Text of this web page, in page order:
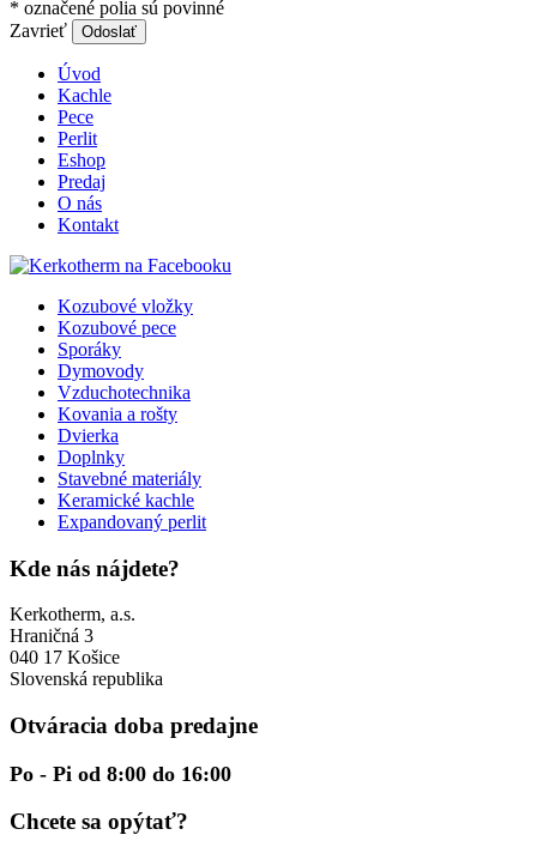
* označené polia sú povinné
Zavrieť
Odoslať
Úvod
Kachle
Pece
Perlit
Eshop
Predaj
O nás
Kontakt
Kozubové vložky
Kozubové pece
Sporáky
Dymovody
Vzduchotechnika
Kovania a rošty
Dvierka
Doplnky
Stavebné materiály
Keramické kachle
Expandovaný perlit
Kde nás nájdete?
Kerkotherm, a.s.
Hraničná 3
040 17 Košice
Slovenská republika
Otváracia doba predajne
Po - Pi od 8:00 do 16:00
Chcete sa opýtať?